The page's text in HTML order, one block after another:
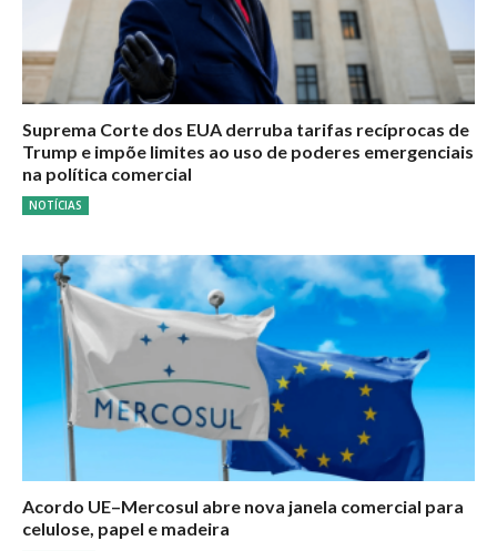
Suprema Corte dos EUA derruba tarifas recíprocas de
Trump e impõe limites ao uso de poderes emergenciais
na política comercial
NOTÍCIAS
Acordo UE–Mercosul abre nova janela comercial para
celulose, papel e madeira